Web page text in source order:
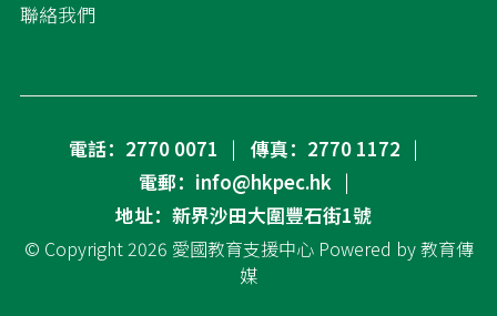
聯絡我們
電話：2770 0071
傳真：2770 1172
電郵：info@hkpec.hk
地址：新界沙田大圍豐石街1號
© Copyright 2026 愛國教育支援中心 Powered by教育傳
媒